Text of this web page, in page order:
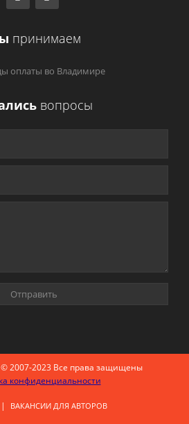
ы принимаем
вопросы
© 2007-2023 Все права защищены
конфиденциальности
ВАКАНСИИ ДЛЯ АВТОРОВ